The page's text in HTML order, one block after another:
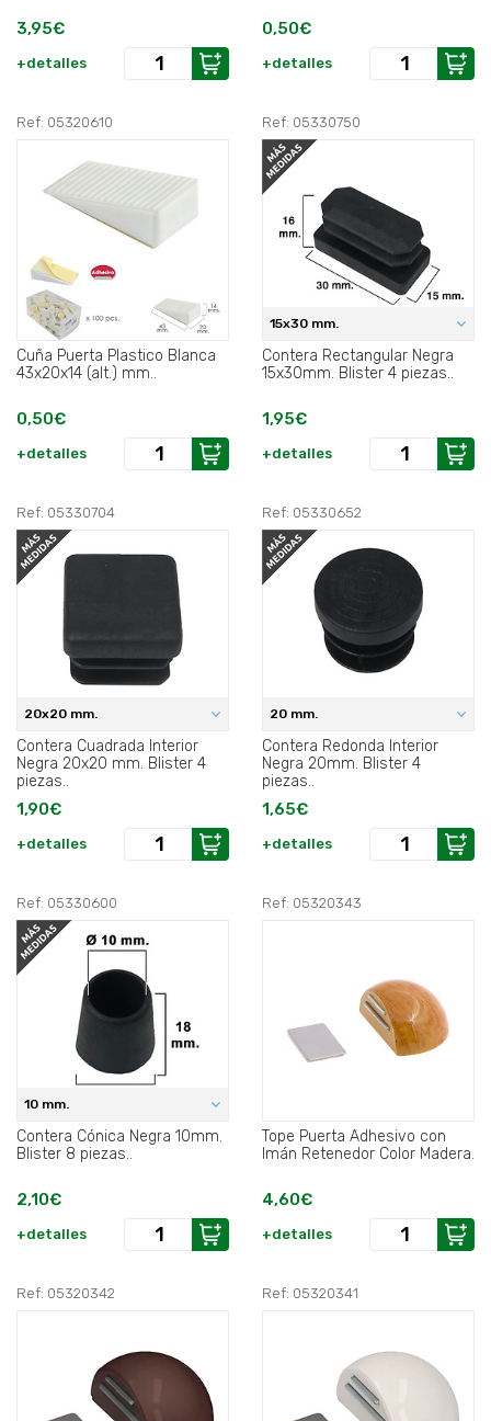
3,95€
+detalles
0,50€
+detalles
Ref: 05320610
Cuña Puerta Plastico Blanca
43x20x14 (alt.) mm..
0,50€
+detalles
Ref: 05330750
15x30 mm.
Contera Rectangular Negra
15x30mm. Blister 4 piezas..
1,95€
+detalles
Ref: 05330704
20x20 mm.
Contera Cuadrada Interior
Negra 20x20 mm. Blister 4
piezas..
1,90€
+detalles
Ref: 05330652
20 mm.
Contera Redonda Interior
Negra 20mm. Blister 4
piezas..
1,65€
+detalles
Ref: 05330600
10 mm.
Contera Cónica Negra 10mm.
Blister 8 piezas..
2,10€
+detalles
Ref: 05320343
Tope Puerta Adhesivo con
Imán Retenedor Color Madera.
4,60€
+detalles
Ref: 05320342 Ref: 05320341